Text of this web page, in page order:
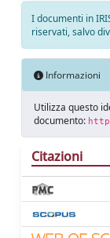
I documenti in
riservati, salvo
Informazioni
Utilizza questo
documento:
Citazioni